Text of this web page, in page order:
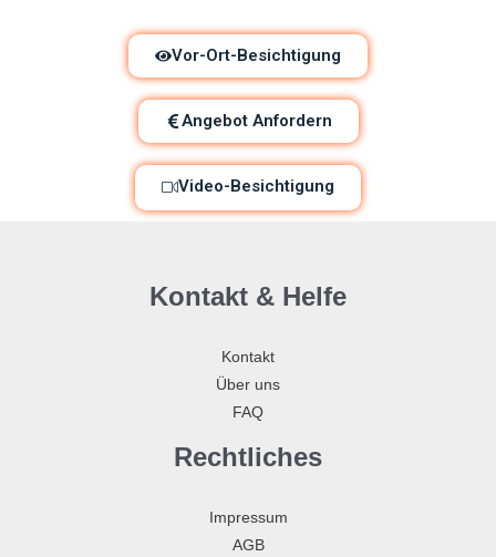
Vor-Ort-Besichtigung
Angebot Anfordern
Video-Besichtigung
Kontakt & Helfe
Kontakt
Über uns
FAQ
Rechtliches
Impressum
AGB